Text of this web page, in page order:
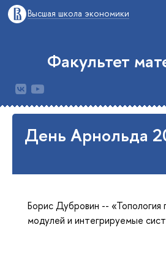
Высшая школа экономики
Факультет
День Арнольда
Борис Дубровин -- «Топология
модулей и интегрируемые